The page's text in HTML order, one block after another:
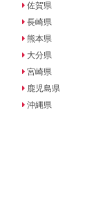
佐賀県
長崎県
熊本県
大分県
宮崎県
鹿児島県
沖縄県